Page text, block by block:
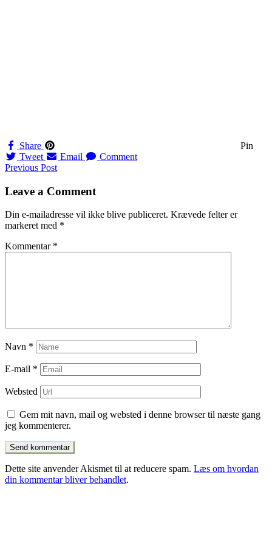
Share
Pin
Tweet
Email Comment
Navigation
til
Previous Post
Leave a Comment
Din e-mailadresse vil ikke blive publiceret. Krævede felter er
markeret med *
Kommentar *
Navn *
E-mail *
Websted
Gem mit navn, mail og websted i denne browser til næste gang
jeg kommenterer.
Dette site anvender Akismet til at reducere spam. Læs om hvordan
din kommentar bliver behandlet.